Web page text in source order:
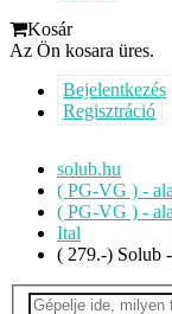
Kosár
Az Ön kosara üres.
Bejelentkezés
Regisztráció
solub.hu
( PG-VG ) -
( PG-VG ) -
Ital
( 279.-) Solub